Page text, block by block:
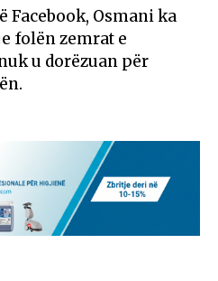
Facebook, Osmani ka
folën zemrat e
u dorëzuan për